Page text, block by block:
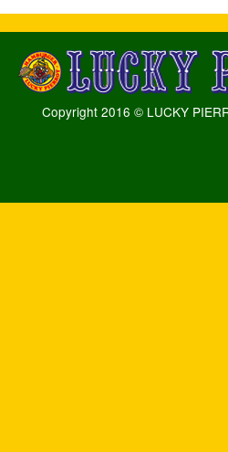
Copyright 2016 © LUCKY